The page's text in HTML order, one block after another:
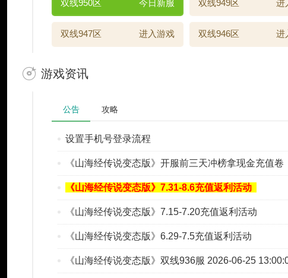
双线950区 今日新服 双线949区 进
双线947区 进入游戏 双线946区 进
游戏资讯
公告 攻略
设置手机号登录流程
《山海经传说变态版》开服前三天冲榜拿现金充值卷
《山海经传说变态版》7.31-8.6充值返利活动
《山海经传说变态版》7.15-7.20充值返利活动
《山海经传说变态版》6.29-7.5充值返利活动
《山海经传说变态版》双线936服 2026-06-25